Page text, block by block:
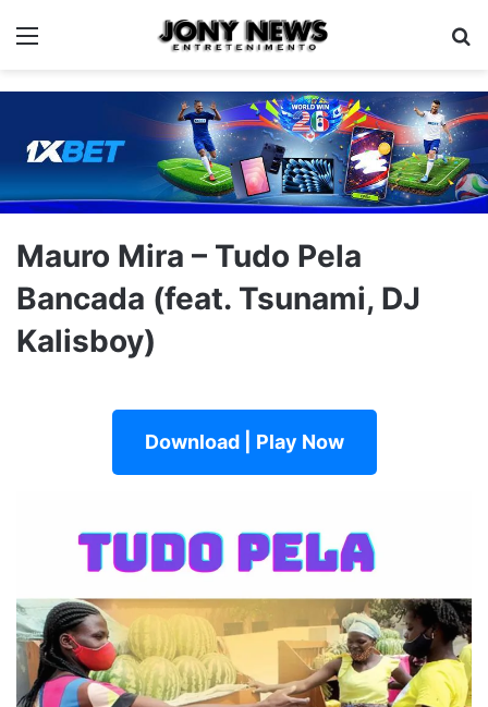
Menu
Mauro Mira – Tudo Pela
Bancada (feat. Tsunami, DJ
Kalisboy)
Download | Play Now